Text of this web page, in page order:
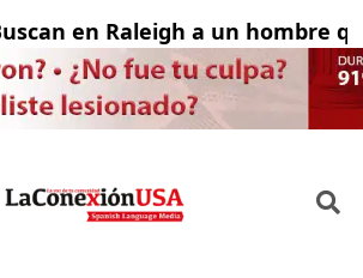
en Raleigh a un hombre